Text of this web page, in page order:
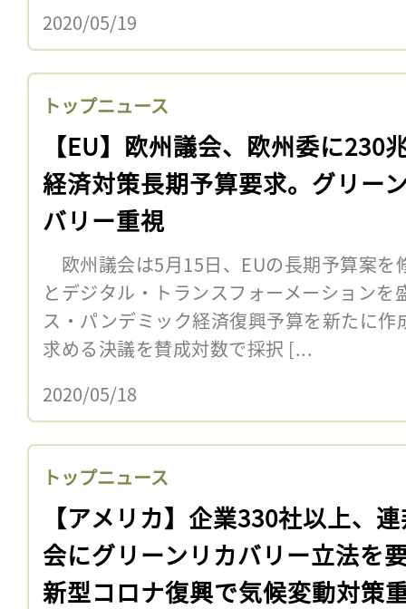
2020/05/19
トップニュース
【EU】欧州議会、欧州委に230
経済対策長期予算要求。グリー
バリー重視
欧州議会は5月15日、EUの長期予算案を
とデジタル・トランスフォーメーション
ス・パンデミック経済復興予算を新たに
求める決議を賛成対数で採択 [...
2020/05/18
トップニュース
【アメリカ】企業330社以上、
会にグリーンリカバリー立法を
新型コロナ復興で気候変動対策